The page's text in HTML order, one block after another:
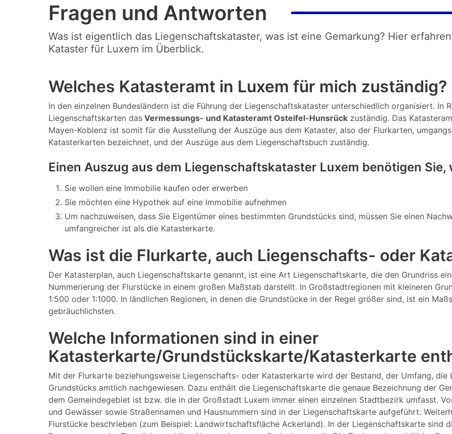
Fragen und Antworten
Was ist eigentlich das Liegenschaftskataster, was ist eine Gemarkung? Hier
Kataster für Luxem im Überblick.
Welches Katasteramt in Luxem für mich zuständig?
In den einzelnen Bundesländern ist die Führung der Liegenschaftskataster unterschiedlich organisiert. In
Liegenschaftskarten das Vermessungs- und Katasteramt Osteifel-Hunsrück zuständig. Das
Mayen-Koblenz ist somit für die Ausstellung der Auszüge aus dem Kataster, also der Flurkarten,
Katasterkarten bezeichnet, und der Auszüge aus dem Liegenschaftsbuch zuständig.
Einen Auszug aus dem Liegenschaftskataster Luxem benötigen Sie,
Sie wollen eine Immobilie kaufen oder erwerben
Sie möchten eine Hypothek auf eine Immobilie aufnehmen
Um nachzuweisen, dass Sie Eigentümer eines bestimmten Grundstücks sind, müssen Sie einen
umfangreicher ist als die Katasterkarte.
Was ist die Flurkarte, auch Liegenschafts- oder
Der Katasterplan, auch Liegenschaftskarte genannt, ist eine Art Liegenschaftskarte, die den Grundriss
Nummerierung der Flurstücke in einem großen Maßstab darstellt. In Großstadtregionen mit kleineren
1:500 oder 1:1000. In ländlichen Regionen, in denen die Grundstücke in der Regel größer sind, ist ein
gebräuchlichsten.
Welche Informationen sind in einer
Katasterkarte/Grundstückskarte/Katasterkarte
Mit der Flurkarte beziehungsweise Liegenschafts- oder Katasterkarte wird der Bestand, der Umfang, die
Grundstücks amtlich nachgewiesen. Dazu enthält die Liegenschaftskarte die genaue Bezeichnung der
dem Gemeindegebiet ist bzw. die in der Großstadt Luxem immer einen einzelnen Stadtbezirk umfasst.
und Gewässer sowie Straßennamen und Hausnummern sind in der Liegenschaftskarte aufgeführt.
Flurstücke beschrieben (zum Beispiel: Landwirtschaftsfläche Ackerland). In der Liegenschaftskarte sind